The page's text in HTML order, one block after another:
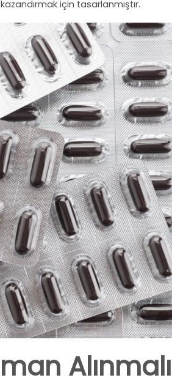
kazandırmak için tasarlanmıştır.